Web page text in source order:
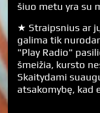
šiuo metu yra su
★ Straipsnius ar
galima tik
"Play Radio"
šmeižia, kursto
Skaitydami
atsakomybę, kad